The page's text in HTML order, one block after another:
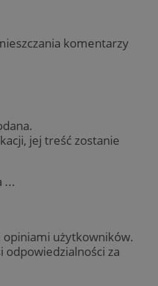
komentarzy
jej treść zostanie
...
użytkowników.
odpowiedzialności za